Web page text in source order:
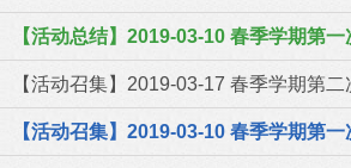
【活动总结】2019-03-10 春季学期第一
【活动召集】2019-03-17 春季学期第二
【活动召集】2019-03-10 春季学期第一